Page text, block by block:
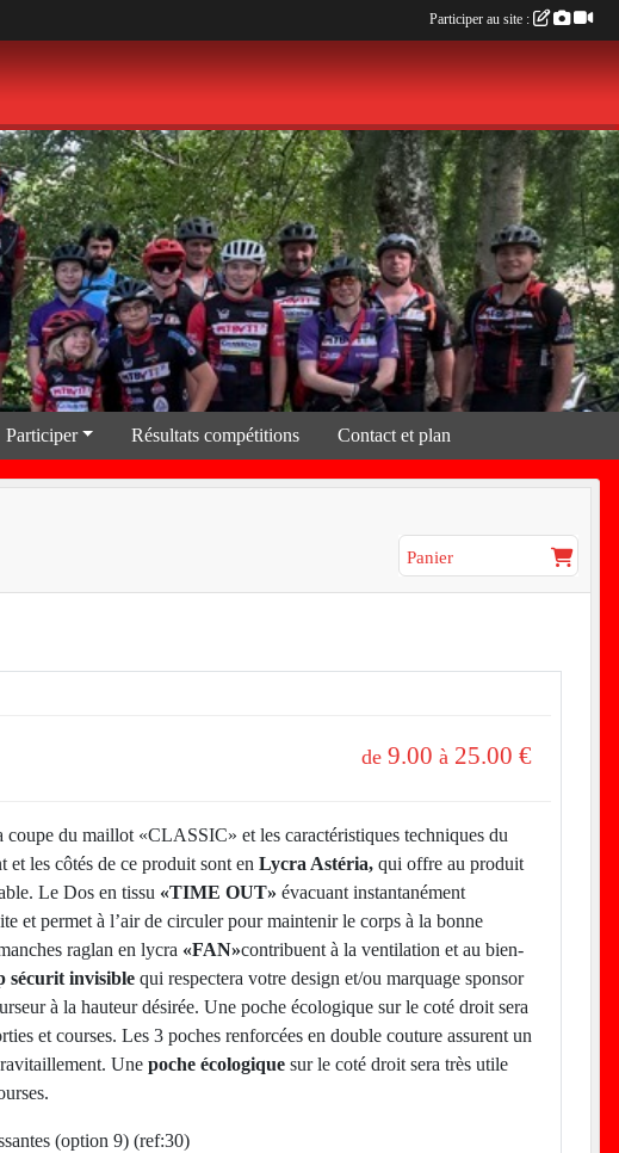
Participer Résultats compétitions Contact et plan
Panier
de 9.00 à 25.00 €
coupe du maillot «CLASSIC» et les caractéristiques techniques du
et les côtés de ce produit sont en Lycra Astéria, qui offre au produit
Le Dos en tissu «TIME OUT» évacuant instantanément
et permet à l’air de circuler pour maintenir le corps à la bonne
raglan en lycra «FAN»contribuent à la ventilation et au bien-
sécurit invisible qui respectera votre design et/ou marquage sponsor
à la hauteur désirée. Une poche écologique sur le coté droit sera
et courses. Les 3 poches renforcées en double couture assurent un
Une poche écologique sur le coté droit sera très utile
(option 9) (ref:30)
Participer au site :